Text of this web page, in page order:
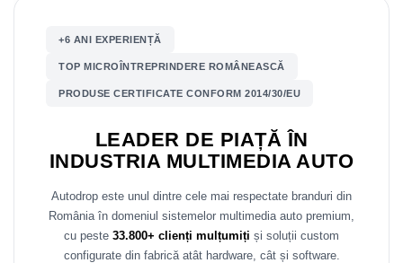
Mitsubishi
+6 ANI EXPERIENȚĂ
TOP MICROÎNTREPRINDERE ROMÂNEASCĂ
PRODUSE CERTIFICATE CONFORM 2014/30/EU
LEADER DE PIAȚĂ ÎN
INDUSTRIA MULTIMEDIA AUTO
Autodrop este unul dintre cele mai respectate branduri din
România în domeniul sistemelor multimedia auto premium,
cu peste 33.800+ clienți mulțumiți și soluții custom
configurate din fabrică atât hardware, cât și software.